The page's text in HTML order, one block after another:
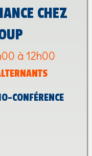
CHEZ
à 12h00
CONFÉRENCE